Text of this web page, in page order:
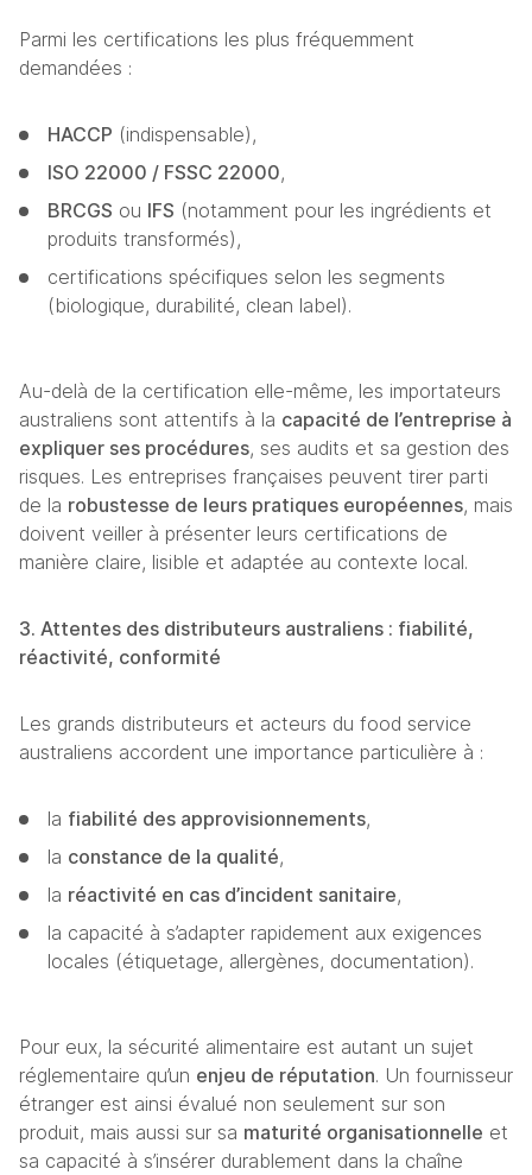
Parmi les certifications les plus fréquemment
demandées :
HACCP (indispensable),
ISO 22000 / FSSC 22000,
BRCGS ou IFS (notamment pour les ingrédients et
produits transformés),
certifications spécifiques selon les segments
(biologique, durabilité, clean label).
Au-delà de la certification elle-même, les importateurs
australiens sont attentifs à la capacité de l’entreprise à
expliquer ses procédures, ses audits et sa gestion des
risques. Les entreprises françaises peuvent tirer parti
de la robustesse de leurs pratiques européennes, mais
doivent veiller à présenter leurs certifications de
manière claire, lisible et adaptée au contexte local.
3. Attentes des distributeurs australiens : fiabilité,
réactivité, conformité
Les grands distributeurs et acteurs du food service
australiens accordent une importance particulière à :
la fiabilité des approvisionnements,
la constance de la qualité,
la réactivité en cas d’incident sanitaire,
la capacité à s’adapter rapidement aux exigences
locales (étiquetage, allergènes, documentation).
Pour eux, la sécurité alimentaire est autant un sujet
réglementaire qu’un enjeu de réputation. Un fournisseur
étranger est ainsi évalué non seulement sur son
produit, mais aussi sur sa maturité organisationnelle et
sa capacité à s’insérer durablement dans la chaîne